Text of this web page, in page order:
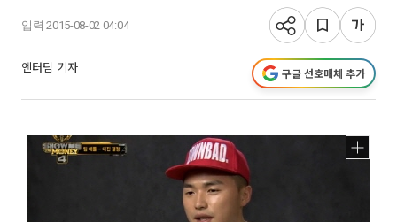
입력 2015-08-02 04:04
엔터팀 기자 구글 선호매체 추가